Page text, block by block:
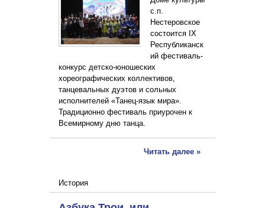
с.п.
Нестеровское
состоится IХ
Республиканск
ий фестиваль-
конкурс детско-юношеских
хореографических коллективов,
танцевальных дуэтов и сольных
исполнителей «Танец-язык мира».
Традиционно фестиваль приурочен к
Всемирному дню танца.
Читать далее »
История